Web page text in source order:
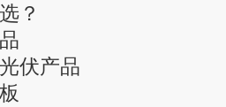
？
伏产品